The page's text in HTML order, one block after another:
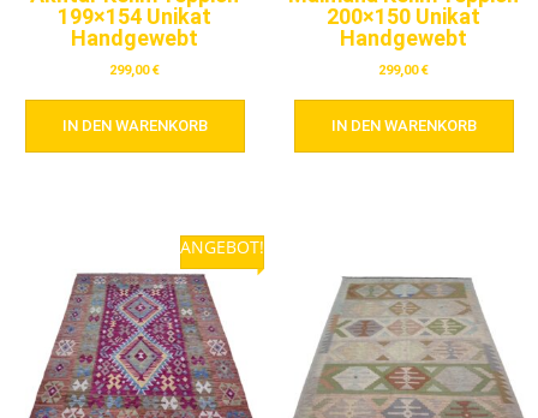
199×154 Unikat
Handgewebt
299,00€
IN DEN WARENKORB
200×150 Unikat
Handgewebt
299,00€
IN DEN WARENKORB
ANGEBOT!